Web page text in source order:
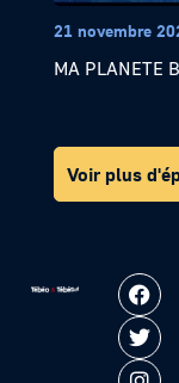
21 novembre
MA PLANETE
Voir plus